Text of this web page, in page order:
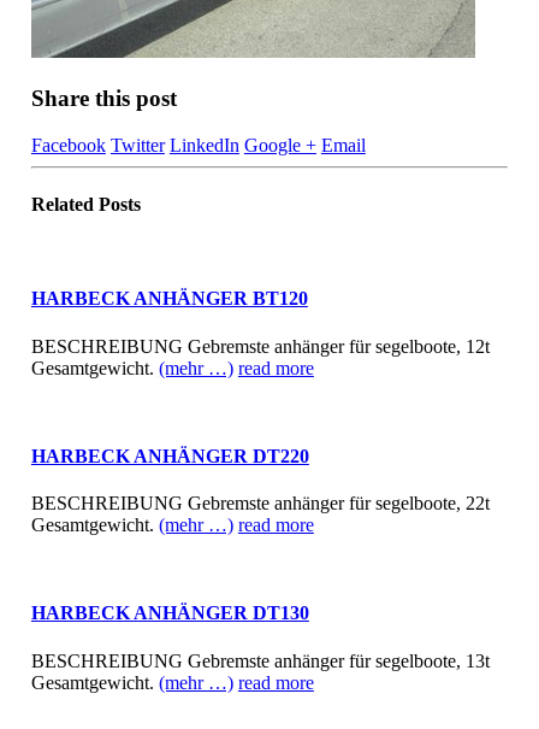
Share this post
Facebook Twitter LinkedIn Google + Email
Related Posts
HARBECK ANHÄNGER BT120
BESCHREIBUNG Gebremste anhänger für segelboote, 12t
Gesamtgewicht. (mehr …) read more
HARBECK ANHÄNGER DT220
BESCHREIBUNG Gebremste anhänger für segelboote, 22t
Gesamtgewicht. (mehr …) read more
HARBECK ANHÄNGER DT130
BESCHREIBUNG Gebremste anhänger für segelboote, 13t
Gesamtgewicht. (mehr …) read more